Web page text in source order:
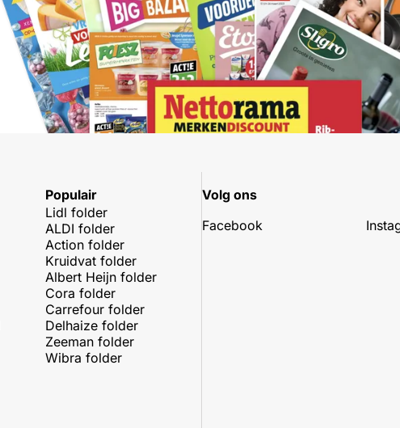
Populair
Lidl folder
ALDI folder
Action folder
Kruidvat folder
Albert Heijn folder
Cora folder
Carrefour folder
Delhaize folder
Zeeman folder
Wibra folder
Volg ons
Facebook